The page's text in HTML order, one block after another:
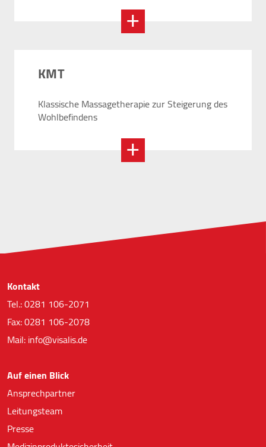
KMT
Klassische Massagetherapie zur Steigerung des
Wohlbefindens
Kontakt
Tel.: 0281 106-2071
Fax: 0281 106-2078
Mail: info@visalis.de
Auf einen Blick
Ansprechpartner
Leitungsteam
Presse